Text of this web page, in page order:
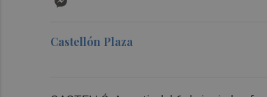
Castellón Plaza